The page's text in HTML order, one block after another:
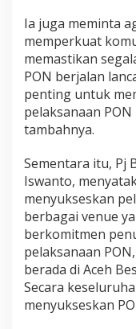
Ia juga meminta
memperkuat
memastikan
PON berjalan
penting untuk
pelaksanaan
tambahnya.
Sementara itu, Pj
Iswanto,
menyukseskan
berbagai venue
berkomitmen
pelaksanaan
berada di Aceh
Secara
menyukseskan